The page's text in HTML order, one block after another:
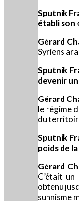
Sputnik
établi son
Gérard
Syriens
Sputnik
devenir
Gérard
le régime
du
Sputnik
poids de
Gérard
C’était
obtenu
sunnisme